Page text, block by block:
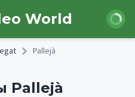
World Войти
Pallejà
Pallejà